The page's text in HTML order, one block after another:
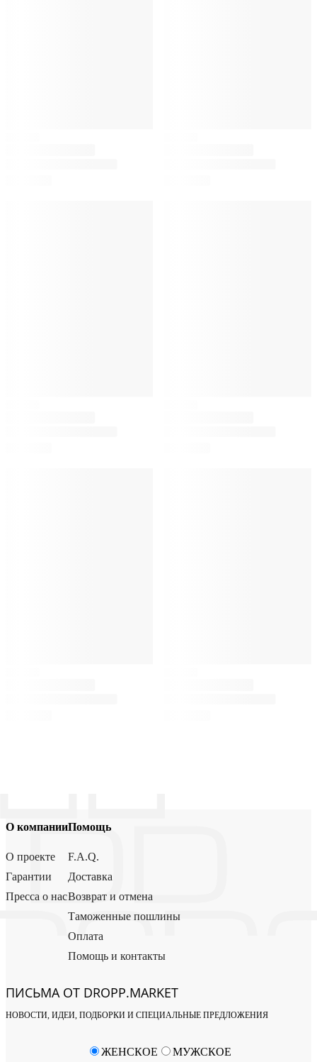
О компании
О проекте
Гарантии
Пресса о нас
Помощь
F.A.Q.
Доставка
Возврат и отмена
Таможенные пошлины
Оплата
Помощь и контакты
ПИСЬМА ОТ DROPP.MARKET
НОВОСТИ, ИДЕИ, ПОДБОРКИ И СПЕЦИАЛЬНЫЕ ПРЕДЛОЖЕНИЯ
ЖЕНСКОЕ МУЖСКОЕ